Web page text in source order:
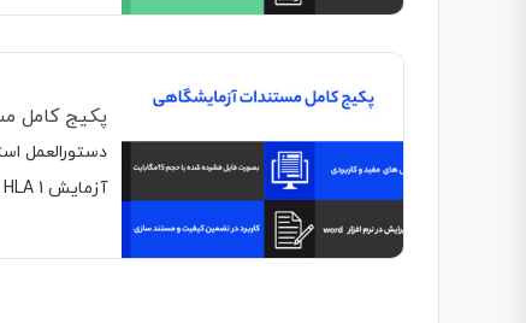
پکیج کامل
دستورالعمل
آزمایش 1 2HPP Glucose 101 WBC Count 201 HLA …